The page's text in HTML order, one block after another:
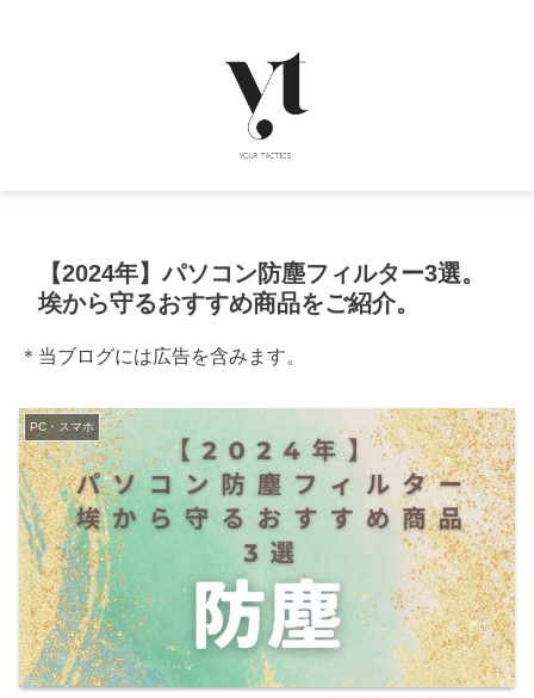
【2024年】パソコン防塵フィルター3選。
埃から守るおすすめ商品をご紹介。
＊当ブログには広告を含みます。
PC・スマホ